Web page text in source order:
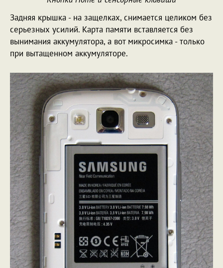
Задняя крышка - на защелках, снимается целиком без
серьезных усилий. Карта памяти вставляется без
вынимания аккумулятора, а вот микросимка - только
при вытащенном аккумуляторе.